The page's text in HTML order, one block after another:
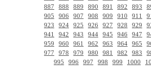
887
888 889 890 891 892 893
905
906 907 908 909 910 911
923
924 925 926 927 928 929
941
942 943 944 945 946 947
959
960 961 962 963 964 965
977
978 979 980 981 982 983
995
996 997 998 999 1000